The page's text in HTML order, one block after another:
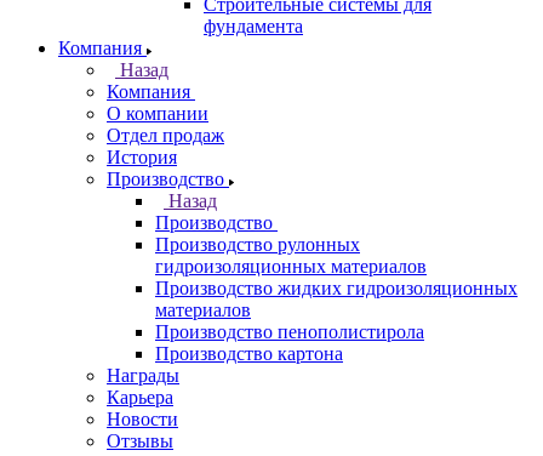
Строительные системы для
фундамента
Компания
Назад
Компания
О компании
Отдел продаж
История
Производство
Назад
Производство
Производство рулонных
гидроизоляционных материалов
Производство жидких гидроизоляционных
материалов
Производство пенополистирола
Производство картона
Награды
Карьера
Новости
Отзывы